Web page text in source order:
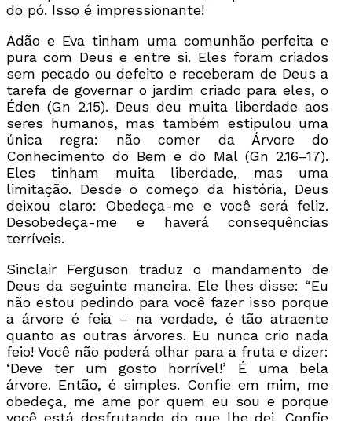
do pó. Isso é impressionante!
Adão e Eva tinham uma comunhão perfeita e
pura com Deus e entre si. Eles foram criados
sem pecado ou defeito e receberam de Deus a
tarefa de governar o jardim criado para eles, o
Éden (Gn 2.15). Deus deu muita liberdade aos
seres humanos, mas também estipulou uma
única regra: não comer da Árvore do
Conhecimento do Bem e do Mal (Gn 2.16–17).
Eles tinham muita liberdade, mas uma
limitação. Desde o começo da história, Deus
deixou claro: Obedeça-me e você será feliz.
Desobedeça-me e haverá consequências
terríveis.
Sinclair Ferguson traduz o mandamento de
Deus da seguinte maneira. Ele lhes disse: “Eu
não estou pedindo para você fazer isso porque
a árvore é feia – na verdade, é tão atraente
quanto as outras árvores. Eu nunca crio nada
feio! Você não poderá olhar para a fruta e dizer:
‘Deve ter um gosto horrível!’ É uma bela
árvore. Então, é simples. Confie em mim, me
obedeça, me ame por quem eu sou e porque
você está desfrutando do que lhe dei. Confie